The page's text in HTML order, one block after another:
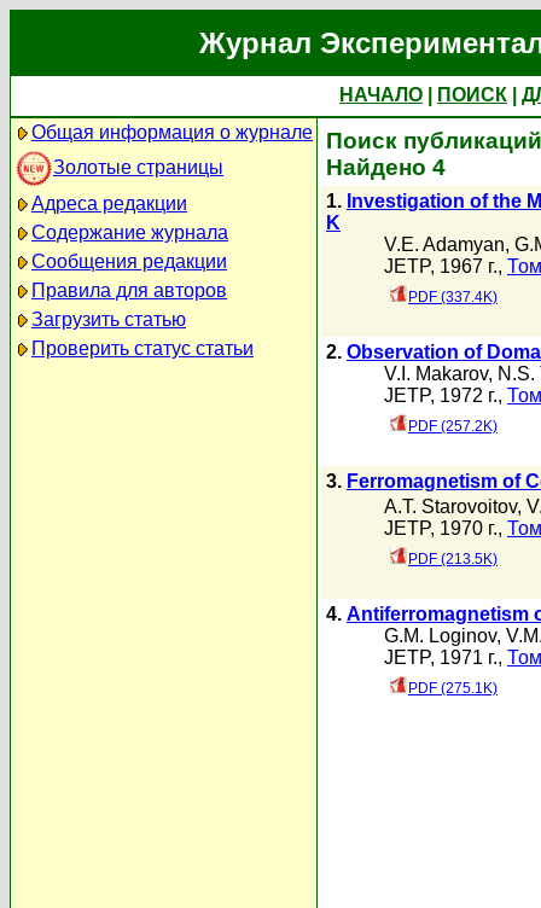
Журнал
НАЧАЛО ПОИСК
Общая информация о журнале
Золотые страницы
Адреса редакции
Содержание журнала
Сообщения редакции
Правила для авторов
Загрузить статью
Проверить статус статьи
Поиск
Найдено 4
1. Investigation of the
K
V.E. Adamyan,
JETP, 1967 г.,
PDF (337.4K)
2. Observation of
V.I. Makarov, N.S.
JETP, 1972 г.,
PDF (257.2K)
3. Ferromagnetism of
A.T. Starovoitov,
JETP, 1970 г.,
PDF (213.5K)
4. Antiferromagnetism
G.M. Loginov,
JETP, 1971 г.,
PDF (275.1K)